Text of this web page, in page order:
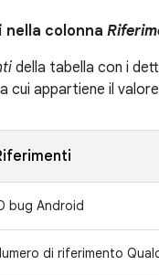
nella colonna
della tabella con i
cui appartiene il
bug Android
di riferimento